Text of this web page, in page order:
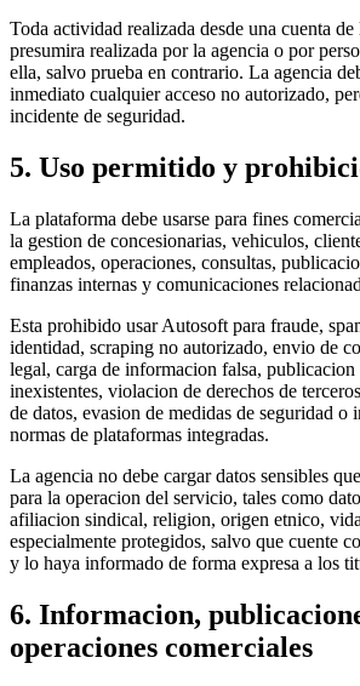
Toda actividad realizada desde una cuenta de
presumira realizada por la agencia o por
ella, salvo prueba en contrario. La agencia
inmediato cualquier acceso no autorizado,
incidente de seguridad.
5. Uso permitido y
La plataforma debe usarse para fines
la gestion de concesionarias, vehiculos,
empleados, operaciones, consultas,
finanzas internas y comunicaciones
Esta prohibido usar Autosoft para fraude,
identidad, scraping no autorizado, envio de
legal, carga de informacion falsa,
inexistentes, violacion de derechos de
de datos, evasion de medidas de seguridad o
normas de plataformas integradas.
La agencia no debe cargar datos sensibles
para la operacion del servicio, tales como
afiliacion sindical, religion, origen etnico,
especialmente protegidos, salvo que cuente
y lo haya informado de forma expresa a los
6. Informacion,
operaciones comerciales